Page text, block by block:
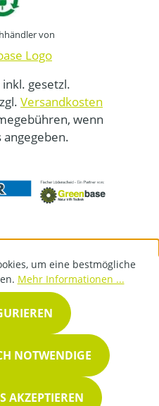
von
gesetzl.
Versandkosten
wenn
um eine bestmögliche
Mehr Informationen ...
NOTWENDIGE
AKZEPTIEREN